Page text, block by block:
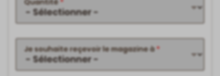
Quantité
Je souhaite reçevoir le magazine à